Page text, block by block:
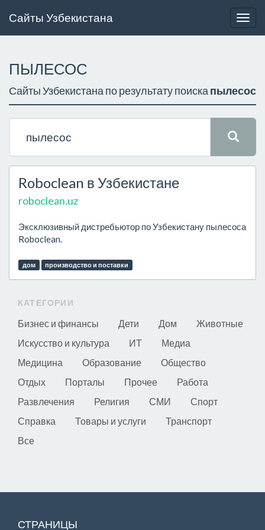
Сайты Узбекистана
ПЫЛЕСОС
Сайты Узбекистана по результату поиска пылесос
Roboclean в Узбекистане
roboclean.uz
Эксклюзивный дистребьютор по Узбекистану пылесоса
Roboclean.
дом производство и поставки
КАТЕГОРИИ
Бизнес и финансы Дети Дом
Животные
Искусство и культура
ИТ
Медиа
Медицина
Образование
Общество
Отдых
Порталы Прочее
Работа
Развлечения
Религия СМИ
Спорт
Справка
Товары и услуги
Транспорт
Все
СТРАНИЦЫ